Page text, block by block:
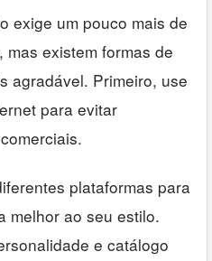
exige um pouco mais de
existem formas de
agradável. Primeiro, use
para evitar
plataformas para
melhor ao seu estilo.
e catálogo